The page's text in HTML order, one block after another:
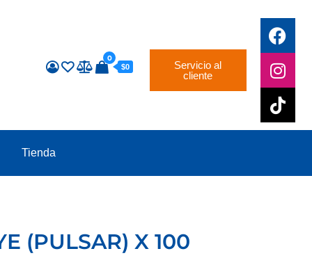
0
$0
Servicio al
cliente
Tienda
(PULSAR) X 100